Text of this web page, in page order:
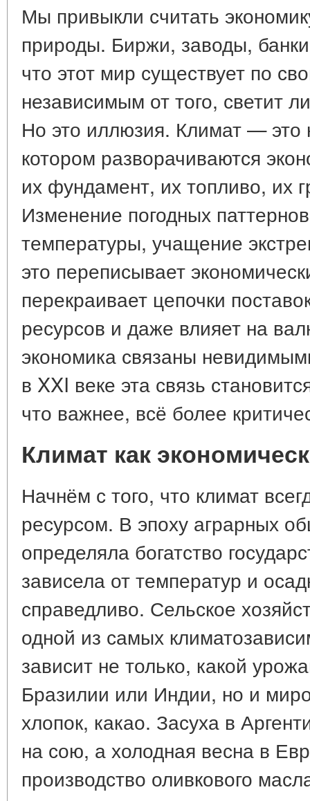
Мы привыкли считать
природы. Биржи, заводы,
что этот мир существует по
независимым от того, светит
Но это иллюзия. Климат — это
котором разворачиваются
их фундамент, их топливо, их
Изменение погодных
температуры, учащение
это переписывает
перекраивает цепочки
ресурсов и даже влияет на
экономика связаны
в XXI веке эта связь
что важнее, всё более
Климат как
Начнём с того, что климат
ресурсом. В эпоху аграрных
определяла богатство
зависела от температур и
справедливо. Сельское
одной из самых
зависит не только, какой
Бразилии или Индии, но и
хлопок, какао. Засуха в
на сою, а холодная весна в
производство оливкового